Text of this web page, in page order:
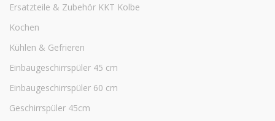
Ersatzteile & Zubehör KKT Kolbe
Kochen
Kühlen & Gefrieren
Einbaugeschirrspüler 45 cm
Einbaugeschirrspüler 60 cm
Geschirrspüler 45cm